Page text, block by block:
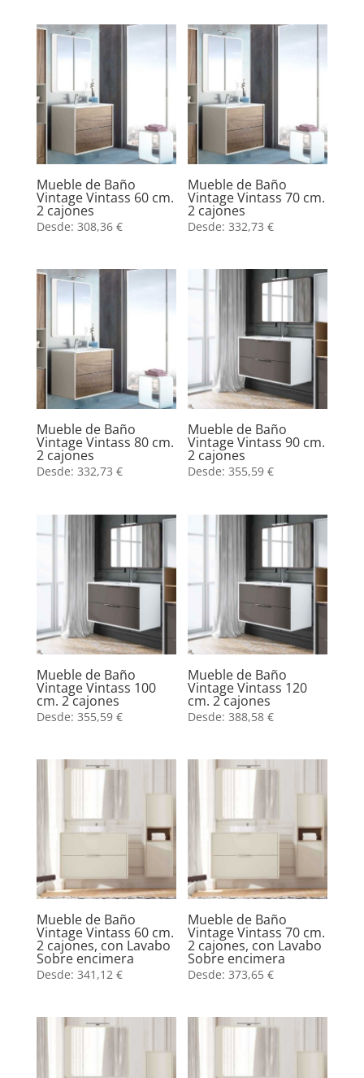
Mueble de Baño
Vintage Vintass 60 cm.
2 cajones
Desde: 308,36 €
Mueble de Baño
Vintage Vintass 70 cm.
2 cajones
Desde:332,73€
Mueble de Baño
Vintage Vintass 80 cm.
2 cajones
Desde: 332,73 €
Mueble de Baño
Vintage Vintass 90 cm.
2 cajones
Desde:355,59€
Mueble de Baño
Vintage Vintass 100
cm. 2 cajones
Desde: 355,59 €
Mueble de Baño
Vintage Vintass 120
cm. 2 cajones
Desde:388,58€
Mueble de Baño
Vintage Vintass 60 cm.
2 cajones, con Lavabo
Sobre encimera
Desde: 341,12 €
Mueble de Baño
Vintage Vintass 70 cm.
2 cajones, con Lavabo
Sobre encimera
Desde:373,65€